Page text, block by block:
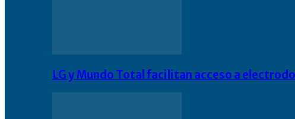
LG y Mundo Total facilitan acceso a